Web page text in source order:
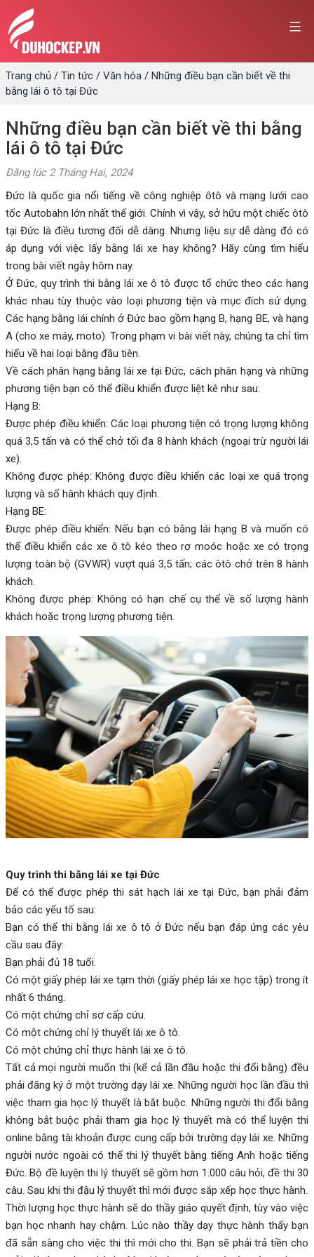
Skip
to
content
Trang chủ / Tin tức / Văn hóa / Những điều bạn cần biết về thi
bằng lái ô tô tại Đức
Những điều bạn cần biết về thi bằng
lái ô tô tại Đức
Đăng lúc 2 Tháng Hai, 2024
Đức là quốc gia nổi tiếng về công nghiệp ôtô và mạng lưới cao
tốc Autobahn lớn nhất thế giới. Chính vì vậy, sở hữu một chiếc ôtô
tại Đức là điều tương đối dễ dàng. Nhưng liệu sự dễ dàng đó có
áp dụng với việc lấy bằng lái xe hay không? Hãy cùng tìm hiểu
trong bài viết ngày hôm nay.
Ở Đức, quy trình thi bằng lái xe ô tô được tổ chức theo các hạng
khác nhau tùy thuộc vào loại phương tiện và mục đích sử dụng.
Các hạng bằng lái chính ở Đức bao gồm hạng B, hạng BE, và hạng
A (cho xe máy, moto). Trong phạm vi bài viết này, chúng ta chỉ tìm
hiểu về hai loại bằng đầu tiên.
Về cách phân hạng bằng lái xe tại Đức, cách phân hạng và những
phương tiện bạn có thể điều khiển được liệt kê như sau:
Hạng B:
Được phép điều khiển: Các loại phương tiện có trọng lượng không
quá 3,5 tấn và có thể chở tối đa 8 hành khách (ngoại trừ người lái
xe).
Không được phép: Không được điều khiển các loại xe quá trọng
lượng và số hành khách quy định.
Hạng BE:
Được phép điều khiển: Nếu bạn có bằng lái hạng B và muốn có
thể điều khiển các xe ô tô kéo theo rơ moóc hoặc xe có trọng
lượng toàn bộ (GVWR) vượt quá 3,5 tấn; các ôtô chở trên 8 hành
khách.
Không được phép: Không có hạn chế cụ thể về số lượng hành
khách hoặc trọng lượng phương tiện.
Quy trình thi bằng lái xe tại Đức
Để có thể được phép thi sát hạch lái xe tại Đức, bạn phải đảm
bảo các yếu tố sau:
Bạn có thể thi bằng lái xe ô tô ở Đức nếu bạn đáp ứng các yêu
cầu sau đây:
Bạn phải đủ 18 tuổi.
Có một giấy phép lái xe tạm thời (giấy phép lái xe học tập) trong ít
nhất 6 tháng.
Có một chứng chỉ sơ cấp cứu.
Có một chứng chỉ lý thuyết lái xe ô tô.
Có một chứng chỉ thực hành lái xe ô tô.
Tất cả mọi người muốn thi (kể cả lần đầu hoặc thi đổi bằng) đều
phải đăng ký ở một trường dạy lái xe. Những người học lần đầu thì
việc tham gia học lý thuyết là bắt buộc. Những người thi đổi bằng
không bắt buộc phải tham gia học lý thuyết mà có thể luyện thi
online bằng tài khoản được cung cấp bởi trường dạy lái xe. Những
người nước ngoài có thể thi lý thuyết bằng tiếng Anh hoặc tiếng
Đức. Bộ đề luyện thi lý thuyết sẽ gồm hơn 1.000 câu hỏi, đề thi 30
câu. Sau khi thi đậu lý thuyết thì mới được sắp xếp học thực hành.
Thời lượng học thực hành sẽ do thầy giáo quyết định, tùy vào việc
bạn học nhanh hay chậm. Lúc nào thầy dạy thực hành thấy bạn
đã sẵn sàng cho việc thi thì mới cho thi. Bạn sẽ phải trả tiền cho